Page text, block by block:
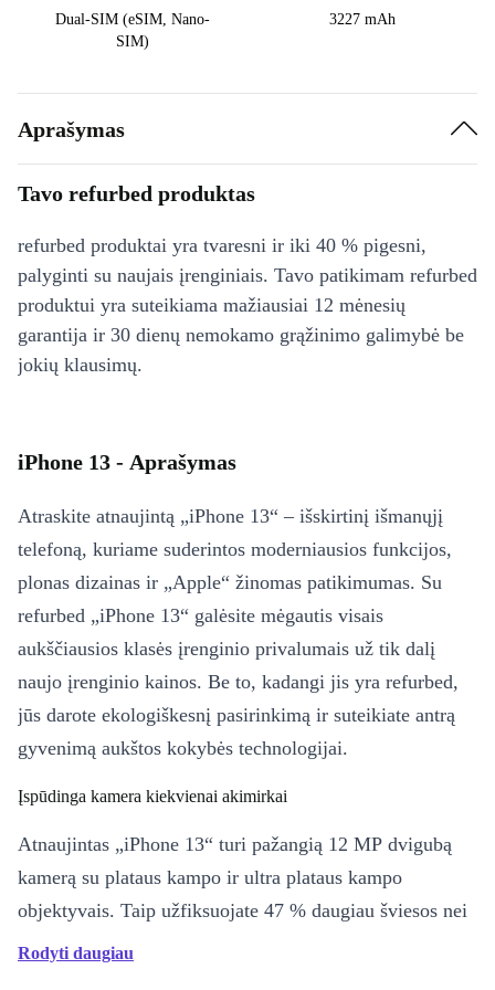
Dual-SIM (eSIM, Nano-
SIM)
3227 mAh
Aprašymas
Tavo refurbed produktas
refurbed produktai yra tvaresni ir iki 40 % pigesni,
palyginti su naujais įrenginiais. Tavo patikimam refurbed
produktui yra suteikiama mažiausiai 12 mėnesių
garantija ir 30 dienų nemokamo grąžinimo galimybė be
jokių klausimų.
iPhone 13 - Aprašymas
Atraskite atnaujintą „iPhone 13“ – išskirtinį išmanųjį
telefoną, kuriame suderintos moderniausios funkcijos,
plonas dizainas ir „Apple“ žinomas patikimumas. Su
refurbed „iPhone 13“ galėsite mėgautis visais
aukščiausios klasės įrenginio privalumais už tik dalį
naujo įrenginio kainos. Be to, kadangi jis yra refurbed,
jūs darote ekologiškesnį pasirinkimą ir suteikiate antrą
gyvenimą aukštos kokybės technologijai.
Įspūdinga kamera kiekvienai akimirkai
Atnaujintas „iPhone 13“ turi pažangią 12 MP dvigubą
kamerą su plataus kampo ir ultra plataus kampo
objektyvais. Taip užfiksuojate 47 % daugiau šviesos nei
ankstesniuose modeliuose, todėl jūsų nuotraukos tampa
Rodyti daugiau